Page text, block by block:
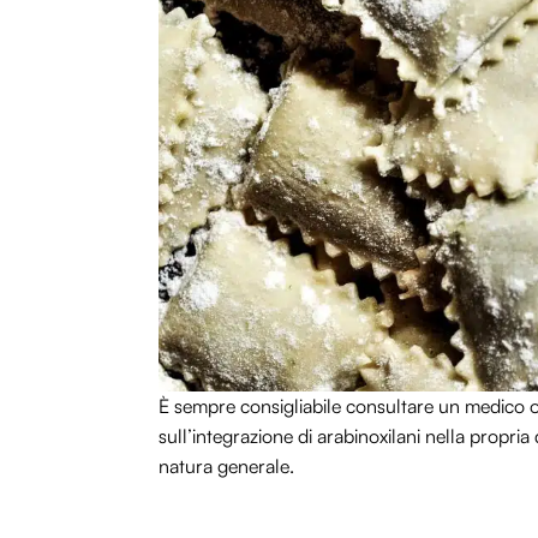
È sempre consigliabile consultare un
sull’integrazione di arabinoxilani nella
natura generale.